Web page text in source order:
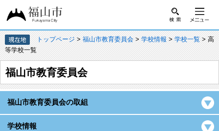
トップページ>福山市教育委員会>学校情報>学校一覧> 高
等学校一覧
福山市教育委員会
福山市教育委員会の取組
学校情報